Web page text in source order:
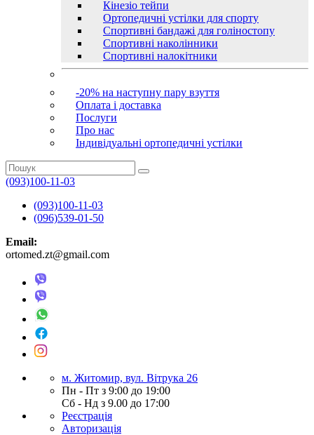
Кінезіо тейпи
Ортопедичні устілки для спорту
Спортивні бандажі для голіностопу
Спортивні наколінники
Спортивні налокітники
-20% на наступну пару взуття
Оплата і доставка
Послуги
Про нас
Індивідуальні ортопедичні устілки
(093)100-11-03
(093)100-11-03
(096)539-01-50
Email:
ortomed.zt@gmail.com
м. Житомир, вул. Вітрука 26
Пн - Пт з 9:00 до 19:00
Сб - Нд з 9.00 до 17:00
Реєстрація
Авторизація